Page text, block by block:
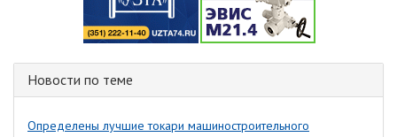
Новости по теме
Определены лучшие токари машиностроительного